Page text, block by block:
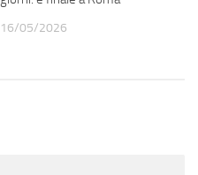
16/05/2026